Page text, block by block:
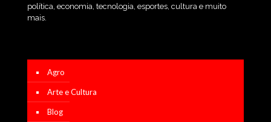
política, economia, tecnologia, esportes, cultura e muito
mais.
Agro
Arte e Cultura
Blog